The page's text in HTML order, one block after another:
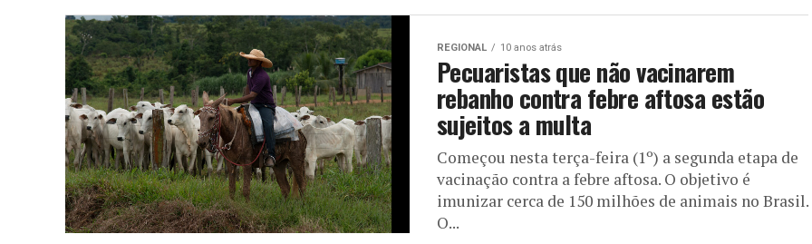
REGIONAL 10 anos atrás
Pecuaristas que não vacinarem
rebanho contra febre aftosa estão
sujeitos a multa
Começou nesta terça-feira (1º) a segunda etapa de
vacinação contra a febre aftosa. O objetivo é
imunizar cerca de 150 milhões de animais no Brasil.
O...